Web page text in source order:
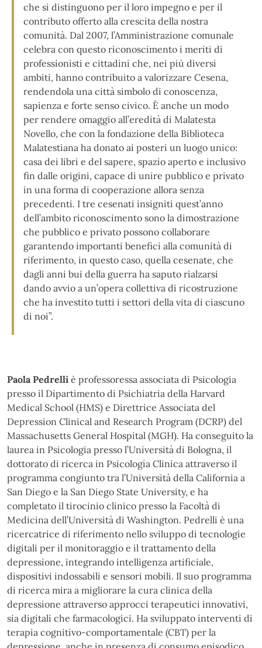
che si distinguono per il loro impegno e per il
contributo offerto alla crescita della nostra
comunità. Dal 2007, l’Amministrazione comunale
celebra con questo riconoscimento i meriti di
professionisti e cittadini che, nei più diversi
ambiti, hanno contribuito a valorizzare Cesena,
rendendola una città simbolo di conoscenza,
sapienza e forte senso civico. È anche un modo
per rendere omaggio all’eredità di Malatesta
Novello, che con la fondazione della Biblioteca
Malatestiana ha donato ai posteri un luogo unico:
casa dei libri e del sapere, spazio aperto e inclusivo
fin dalle origini, capace di unire pubblico e privato
in una forma di cooperazione allora senza
precedenti. I tre cesenati insigniti quest’anno
dell’ambito riconoscimento sono la dimostrazione
che pubblico e privato possono collaborare
garantendo importanti benefici alla comunità di
riferimento, in questo caso, quella cesenate, che
dagli anni bui della guerra ha saputo rialzarsi
dando avvio a un’opera collettiva di ricostruzione
che ha investito tutti i settori della vita di ciascuno
di noi”.
Paola Pedrelli è professoressa associata di Psicologia
presso il Dipartimento di Psichiatria della Harvard
Medical School (HMS) e Direttrice Associata del
Depression Clinical and Research Program (DCRP) del
Massachusetts General Hospital (MGH). Ha conseguito la
laurea in Psicologia presso l’Università di Bologna, il
dottorato di ricerca in Psicologia Clinica attraverso il
programma congiunto tra l’Università della California a
San Diego e la San Diego State University, e ha
completato il tirocinio clinico presso la Facoltà di
Medicina dell’Università di Washington. Pedrelli è una
ricercatrice di riferimento nello sviluppo di tecnologie
digitali per il monitoraggio e il trattamento della
depressione, integrando intelligenza artificiale,
dispositivi indossabili e sensori mobili. Il suo programma
di ricerca mira a migliorare la cura clinica della
depressione attraverso approcci terapeutici innovativi,
sia digitali che farmacologici. Ha sviluppato interventi di
terapia cognitivo-comportamentale (CBT) per la